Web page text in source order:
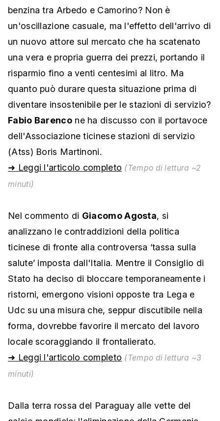
benzina tra Arbedo e Camorino? Non è
un'oscillazione casuale, ma l'effetto dell'arrivo di
un nuovo attore sul mercato che ha scatenato
una vera e propria guerra dei prezzi, portando il
risparmio fino a venti centesimi al litro. Ma
quanto può durare questa situazione prima di
diventare insostenibile per le stazioni di servizio?
Fabio Barencone ha discusso con il portavoce
dell'Associazione ticinese stazioni di servizio
(Atss) Boris Martinoni.
➜ Leggi l'articolo completo (Tempo di lettura ~2
minuti)
Nel commento di Giacomo Agosta, si
analizzano le contraddizioni della politica
ticinese di fronte alla controversa ‘tassa sulla
salute’ imposta dall'Italia. Mentre il Consiglio di
Stato ha deciso di bloccare temporaneamente i
ristorni, emergono visioni opposte tra Lega e
Udc su una misura che, seppur discutibile nella
forma, dovrebbe favorire il mercato del lavoro
locale scoraggiando il frontalierato.
➜ Leggi l'articolo completo (Tempo di lettura ~3
minuti)
Dalla terra rossa del Paraguay alle vette del